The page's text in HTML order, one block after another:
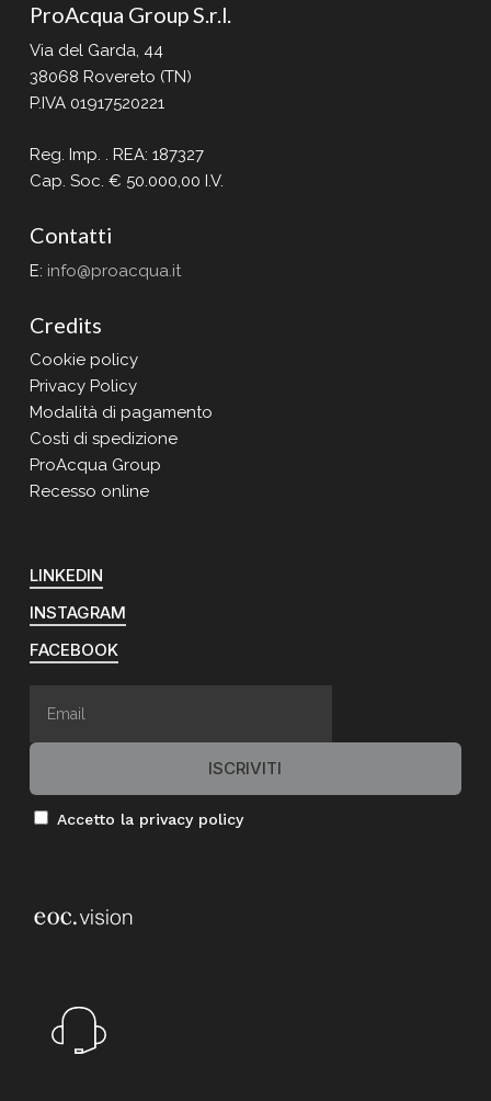
ProAcqua Group S.r.l.
Via del Garda, 44
38068 Rovereto (TN)
P.IVA 01917520221
Reg. Imp. . REA: 187327
Cap. Soc. € 50.000,00 I.V.
Contatti
E: info@proacqua.it
Credits
Cookie policy
Privacy Policy
Modalità di pagamento
Costi di spedizione
ProAcqua Group
Recesso online
LINKEDIN
INSTAGRAM
FACEBOOK
Accetto la privacy policy